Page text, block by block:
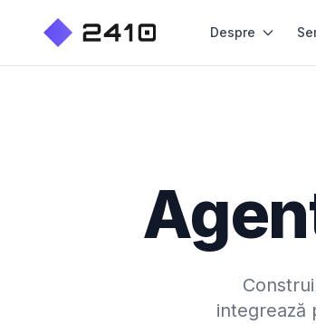
Despre
integrează